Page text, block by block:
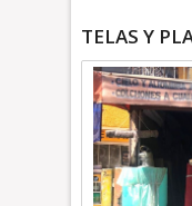
TELAS Y